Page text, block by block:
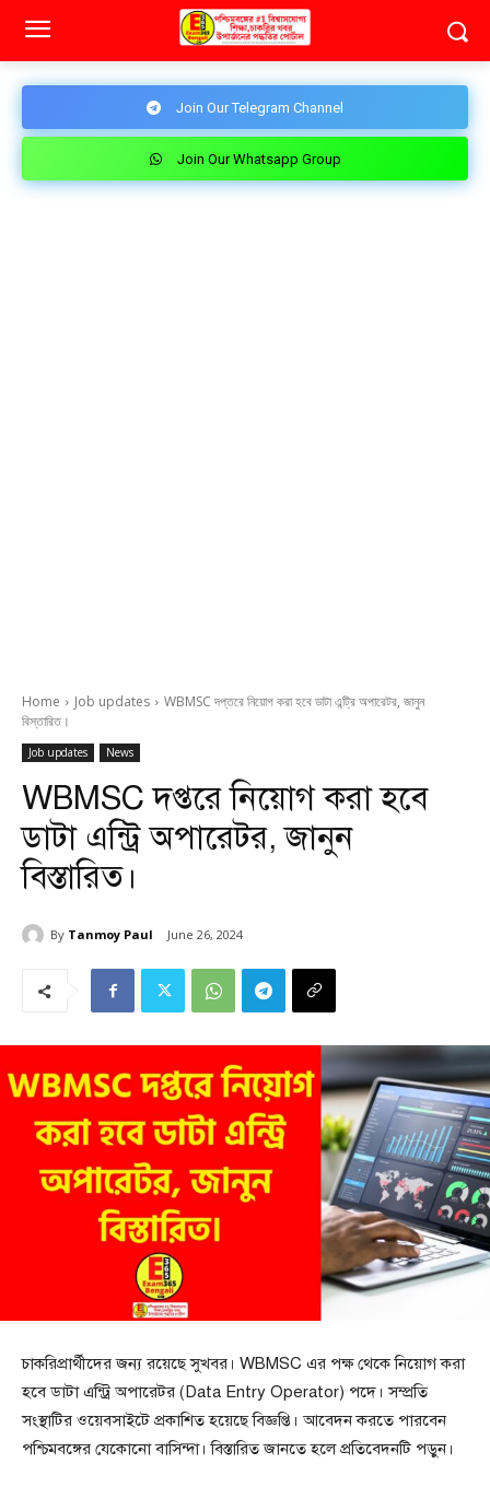
Join Our Telegram Channel
Join Our Whatsapp Group
Home Job updates
WBMSC দপ্তরে নিয়োগ করা হবে ডাটা এন্ট্রি অপারেটর, জানুন
বিস্তারিত।
Job updates News
WBMSC দপ্তরে নিয়োগ করা হবে
ডাটা এন্ট্রি অপারেটর, জানুন
বিস্তারিত।
By Tanmoy Paul June 26, 2024
চাকরিপ্রার্থীদের জন্য রয়েছে সুখবর। WBMSC এর পক্ষ থেকে নিয়োগ করা
হবে ডাটা এন্ট্রি অপারেটর (Data Entry Operator) পদে। সম্প্রতি
সংস্থাটির ওয়েবসাইটে প্রকাশিত হয়েছে বিজ্ঞপ্তি। আবেদন করতে পারবেন
পশ্চিমবঙ্গের যেকোনো বাসিন্দা। বিস্তারিত জানতে হলে প্রতিবেদনটি পড়ুন।